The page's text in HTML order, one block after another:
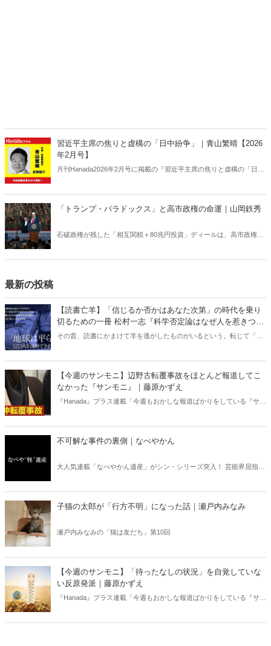
習近平主席の焦りと虚構の「日中紛争」｜青山繁晴【2026
年2月号】
月刊Hanada2026年2月号に掲載の『習近平主席の焦りと虚構の「日中
「トランプ・パラドックス」と高市政権の命運｜山岡鉄秀
石破政権が残した「相互関税＋80兆円投資」ディールは、高市政権に
最新の投稿
【読書亡羊】「信じるか否かはあなた次第」の時代を乗り
切るための一冊 松村一志『科学否定論はなぜ人を惹きつけ
るのか』（ちくま新書）｜梶原麻衣子
その昔、読書にかまけて羊を逃がしたものがいるという。転じて「読
ある。元月刊『Hanada』編集部員のライター・梶原がお送りする時事
書評！
【今週のサンモニ】辺野古転覆事故をほとんど報道してこ
なかった『サンモニ』｜藤原かずえ
『Hanada』プラス連載「今週もおかしな報道ばかりをしている『サン
不可解な事件の裏側｜なべやかん
大人気連載「なべやかん遺産」がシン・シリーズ突入！ 芸能界屈指の
信じるか信じないかは、あなた次第！ 芸能ニュース
子猫の太郎が「行方不明」になった話｜瀬戸内みなみ
瀬戸内みなみの「猫は友だち」第10回
【今週のサンモニ】「待ったなしの状況」を自覚していな
い反原発派｜藤原かずえ
『Hanada』プラス連載「今週もおかしな報道ばかりをしている『サン